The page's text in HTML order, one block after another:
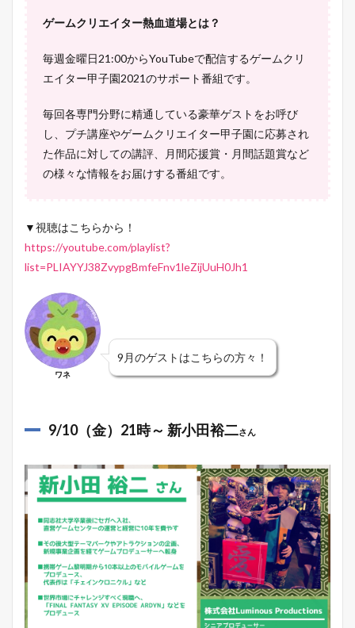
ゲームクリエイター熱血道場とは？
毎週金曜日21:00からYouTubeで配信するゲームクリ
エイター甲子園2021のサポート番組です。
毎回各専門分野に精通している豪華ゲストをお呼び
し、プチ講座やゲームクリエイター甲子園に応募され
た作品に対しての講評、月間応援賞・月間話題賞など
の様々な情報をお届けする番組です。
▼視聴はこちらから！
https://youtube.com/playlist?
list=PLIAYYJ38ZvypgBmfeFnv1leZijUuH0Jh1
ワネ
9月のゲストはこちらの方々！
9/10（金）21時～ 新小田裕二さん